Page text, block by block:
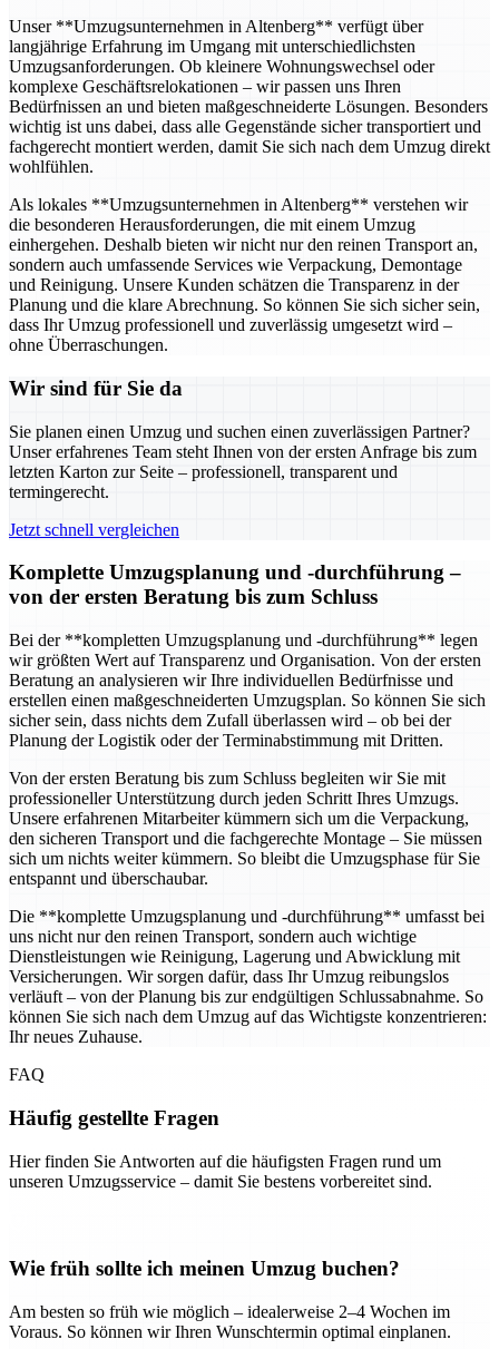
Unser **Umzugsunternehmen in Altenberg** verfügt über
langjährige Erfahrung im Umgang mit unterschiedlichsten
Umzugsanforderungen. Ob kleinere Wohnungswechsel oder
komplexe Geschäftsrelokationen – wir passen uns Ihren
Bedürfnissen an und bieten maßgeschneiderte Lösungen. Besonders
wichtig ist uns dabei, dass alle Gegenstände sicher transportiert und
fachgerecht montiert werden, damit Sie sich nach dem Umzug direkt
wohlfühlen.
Als lokales **Umzugsunternehmen in Altenberg** verstehen wir
die besonderen Herausforderungen, die mit einem Umzug
einhergehen. Deshalb bieten wir nicht nur den reinen Transport an,
sondern auch umfassende Services wie Verpackung, Demontage
und Reinigung. Unsere Kunden schätzen die Transparenz in der
Planung und die klare Abrechnung. So können Sie sich sicher sein,
dass Ihr Umzug professionell und zuverlässig umgesetzt wird –
ohne Überraschungen.
Wir sind für Sie da
Sie planen einen Umzug und suchen einen zuverlässigen Partner?
Unser erfahrenes Team steht Ihnen von der ersten Anfrage bis zum
letzten Karton zur Seite – professionell, transparent und
termingerecht.
Jetzt schnell vergleichen
Komplette Umzugsplanung und -durchführung –
von der ersten Beratung bis zum Schluss
Bei der **kompletten Umzugsplanung und -durchführung** legen
wir größten Wert auf Transparenz und Organisation. Von der ersten
Beratung an analysieren wir Ihre individuellen Bedürfnisse und
erstellen einen maßgeschneiderten Umzugsplan. So können Sie sich
sicher sein, dass nichts dem Zufall überlassen wird – ob bei der
Planung der Logistik oder der Terminabstimmung mit Dritten.
Von der ersten Beratung bis zum Schluss begleiten wir Sie mit
professioneller Unterstützung durch jeden Schritt Ihres Umzugs.
Unsere erfahrenen Mitarbeiter kümmern sich um die Verpackung,
den sicheren Transport und die fachgerechte Montage – Sie müssen
sich um nichts weiter kümmern. So bleibt die Umzugsphase für Sie
entspannt und überschaubar.
Die **komplette Umzugsplanung und -durchführung** umfasst bei
uns nicht nur den reinen Transport, sondern auch wichtige
Dienstleistungen wie Reinigung, Lagerung und Abwicklung mit
Versicherungen. Wir sorgen dafür, dass Ihr Umzug reibungslos
verläuft – von der Planung bis zur endgültigen Schlussabnahme. So
können Sie sich nach dem Umzug auf das Wichtigste konzentrieren:
Ihr neues Zuhause.
FAQ
Häufig gestellte Fragen
Hier finden Sie Antworten auf die häufigsten Fragen rund um
unseren Umzugsservice – damit Sie bestens vorbereitet sind.
Wie früh sollte ich meinen Umzug buchen?
Am besten so früh wie möglich – idealerweise 2–4 Wochen im
Voraus. So können wir Ihren Wunschtermin optimal einplanen.